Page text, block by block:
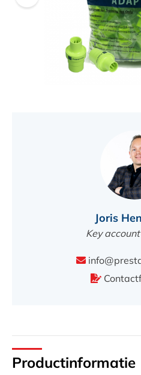
Joris
Key
Productinformatie